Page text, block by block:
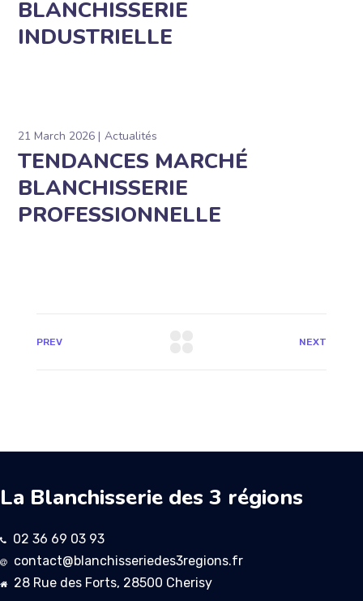
BLANCHISSERIE
INDUSTRIELLE
21 March 2026 Actualités
TENDANCES MARCHÉ
BLANCHISSERIE
PROFESSIONNELLE
PREV NEXT
La Blanchisserie des 3 régions
02 36 69 03 93
contact@blanchisseriedes3regions.fr
28 Rue des Forts, 28500 Cherisy